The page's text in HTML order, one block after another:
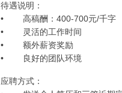
待遇说明：
• 高稿酬：400-700元/千字
• 灵活的工作时间
• 额外薪资奖励
• 良好的团队环境
应聘方式：